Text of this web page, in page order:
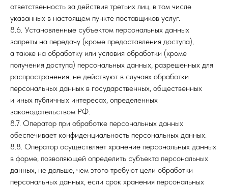
ответственность за действия третьих лиц, в том числе
указанных в настоящем пункте поставщиков услуг.
8.6. Установленные субъектом персональных данных
запреты на передачу (кроме предоставления доступа),
а также на обработку или условия обработки (кроме
получения доступа) персональных данных, разрешенных для
распространения, не действуют в случаях обработки
персональных данных в государственных, общественных
и иных публичных интересах, определенных
законодательством РФ.
8.7. Оператор при обработке персональных данных
обеспечивает конфиденциальность персональных данных.
8.8. Оператор осуществляет хранение персональных данных
в форме, позволяющей определить субъекта персональных
данных, не дольше, чем этого требуют цели обработки
персональных данных, если срок хранения персональных